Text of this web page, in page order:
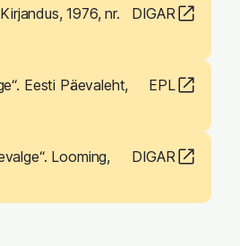
1976, nr.
DIGAR
Eesti Päevaleht,
EPL
Looming,
DIGAR